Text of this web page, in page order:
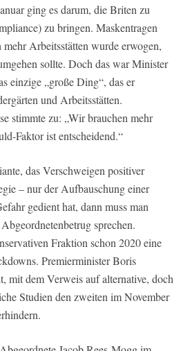
ging es darum, die Briten zu
zu bringen. Maskentragen
Arbeitsstätten wurde erwogen,
sollte. Doch das war Minister
einzige „große Ding“, das er
und Arbeitsstätten.
stimmte zu: „Wir brauchen mehr
Faktor ist entscheidend.“
das Verschweigen positiver
– nur der Aufbauschung einer
gedient hat, dann muss man
sprechen.
Fraktion schon 2020 eine
Premierminister Boris
mit dem Verweis auf alternative, doch
Studien den zweiten im November